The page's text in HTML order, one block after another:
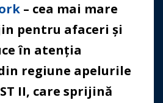
– cea mai mare
pentru afaceri și
în atenția
regiune apelurile
II, care sprijină